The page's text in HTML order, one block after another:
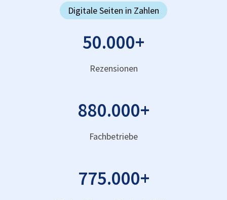
Digitale Seiten in Zahlen
50.000+
Rezensionen
880.000+
Fachbetriebe
775.000+